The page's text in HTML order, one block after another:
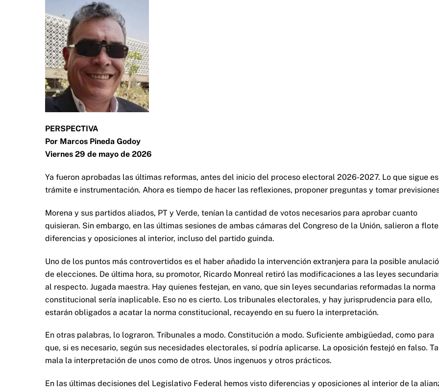
PERSPECTIVA
Por Marcos Pineda Godoy
Viernes 29 de mayo de 2026
Ya fueron aprobadas las últimas reformas, antes del inicio del proceso electoral 2026-2027. Lo que sigue es
trámite e instrumentación. Ahora es tiempo de hacer las reflexiones, proponer preguntas y tomar
Morena y sus partidos aliados, PT y Verde, tenían la cantidad de votos necesarios para aprobar cuanto
quisieran. Sin embargo, en las últimas sesiones de ambas cámaras del Congreso de la Unión, salieron a flote
diferencias y oposiciones al interior, incluso del partido guinda.
Uno de los puntos más controvertidos es el haber añadido la intervención extranjera para la posible
de elecciones. De última hora, su promotor, Ricardo Monreal retiró las modificaciones a las leyes
al respecto. Jugada maestra. Hay quienes festejan, en vano, que sin leyes secundarias reformadas la norma
constitucional sería inaplicable. Eso no es cierto. Los tribunales electorales, y hay jurisprudencia para ello,
estarán obligados a acatar la norma constitucional, recayendo en su fuero la interpretación.
En otras palabras, lo lograron. Tribunales a modo. Constitución a modo. Suficiente ambigüedad, como para
que, si es necesario, según sus necesidades electorales, sí podría aplicarse. La oposición festejó en falso.
mala la interpretación de unos como de otros. Unos ingenuos y otros prácticos.
En las últimas decisiones del Legislativo Federal hemos visto diferencias y oposiciones al interior de la